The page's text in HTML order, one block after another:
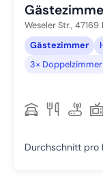
Weseler Str., 47169
Gästezimmer
3×
Durchschnitt pro